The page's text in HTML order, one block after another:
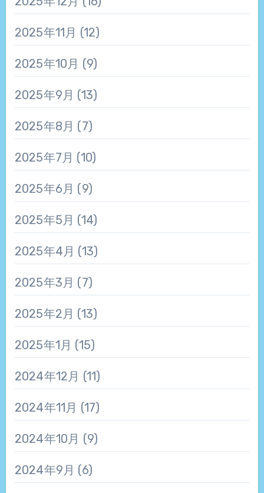
2025年11月 (12)
2025年10月 (9)
2025年9月 (13)
2025年8月 (7)
2025年7月 (10)
2025年6月 (9)
2025年5月 (14)
2025年4月 (13)
2025年3月 (7)
2025年2月 (13)
2025年1月 (15)
2024年12月 (11)
2024年11月 (17)
2024年10月 (9)
2024年9月 (6)